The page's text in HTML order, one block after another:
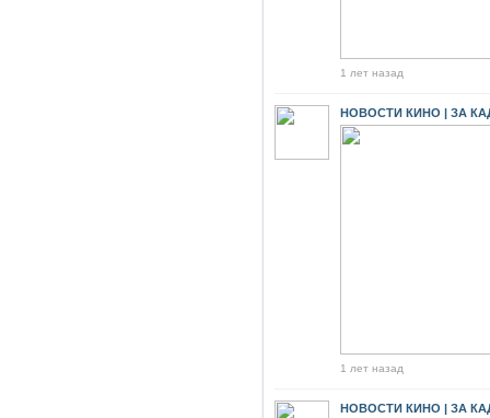
1 лет назад
НОВОСТИ КИНО | ЗА
1 лет назад
НОВОСТИ КИНО | ЗА